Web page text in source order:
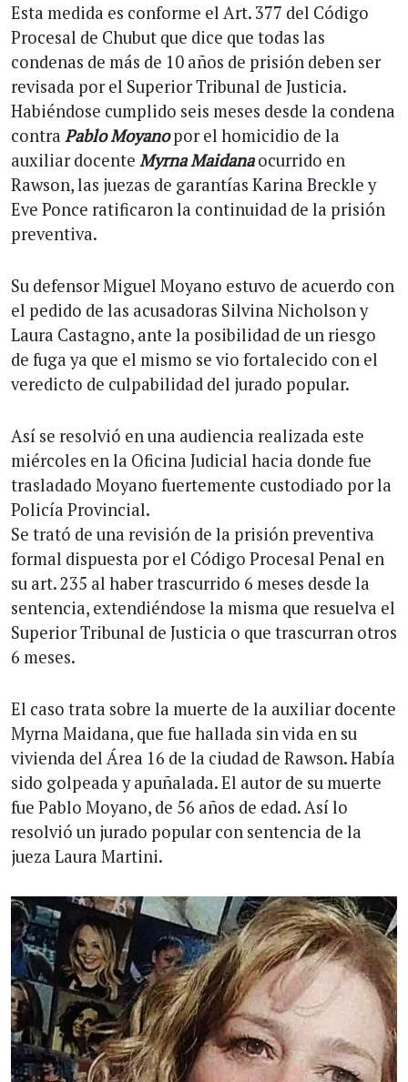
Esta medida es conforme el Art. 377 del Código
Procesal de Chubut que dice que todas las
condenas de más de 10 años de prisión deben ser
revisada por el Superior Tribunal de Justicia.
Habiéndose cumplido seis meses desde la condena
contra Pablo Moyanopor el homicidio de la
auxiliar docente Myrna Maidanaocurrido en
Rawson, las juezas de garantías Karina Breckle y
Eve Ponce ratificaron la continuidad de la prisión
preventiva.
Su defensor Miguel Moyano estuvo de acuerdo con
el pedido de las acusadoras Silvina Nicholson y
Laura Castagno, ante la posibilidad de un riesgo
de fuga ya que el mismo se vio fortalecido con el
veredicto de culpabilidad del jurado popular.
Así se resolvió en una audiencia realizada este
miércoles en la Oficina Judicial hacia donde fue
trasladado Moyano fuertemente custodiado por la
Policía Provincial.
Se trató de una revisión de la prisión preventiva
formal dispuesta por el Código Procesal Penal en
su art. 235 al haber trascurrido 6 meses desde la
sentencia, extendiéndose la misma que resuelva el
Superior Tribunal de Justicia o que trascurran otros
6 meses.
El caso trata sobre la muerte de la auxiliar docente
Myrna Maidana, que fue hallada sin vida en su
vivienda del Área 16 de la ciudad de Rawson. Había
sido golpeada y apuñalada. El autor de su muerte
fue Pablo Moyano, de 56 años de edad. Así lo
resolvió un jurado popular con sentencia de la
jueza Laura Martini.